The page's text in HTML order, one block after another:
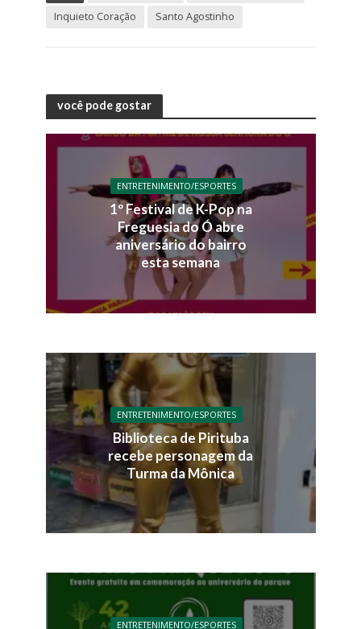
Inquieto Coração
Santo Agostinho
você pode gostar
ENTRETENIMENTO/ESPORTES
1º Festival de K-Pop na
Freguesia do Ó abre
aniversário do bairro
esta semana
ENTRETENIMENTO/ESPORTES
Biblioteca de Pirituba
recebe personagem da
Turma da Mônica
ENTRETENIMENTO/ESPORTES